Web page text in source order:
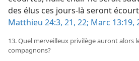
des élus ces jours-​là seront
Matthieu 24:3, 21, 22; Marc 13:19,
13. Quel merveilleux privilège auront alors
compagnons?